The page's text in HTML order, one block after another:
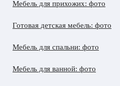
Мебель для прихожих: фото
Готовая детская мебель: фото
Мебель для спальни: фото
Мебель для ванной: фото